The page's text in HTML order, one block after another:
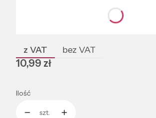
Poszczególne warianty mogą różnić się ceną
z VAT bez VAT
Cena
10,99 zł
Ilość
szt.